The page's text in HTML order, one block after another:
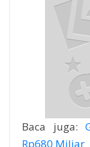
Baca juga:
Rp680 Miliar